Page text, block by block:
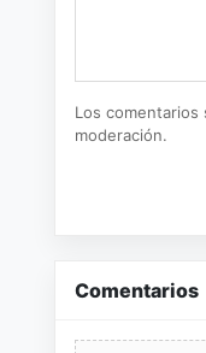
Los
moderación.
Comentarios